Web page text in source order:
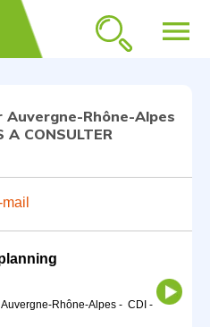
menu
Auvergne-Rhône-Alpes
A CONSULTER
Rhône-Alpes - CDI -